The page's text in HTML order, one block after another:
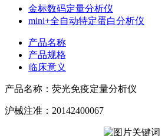
金标数码定量分析仪
mini+全自动特定蛋白分析仪
产品名称
产品规格
临床意义
产品名称：荧光免疫定量分析仪
沪械注准：20142400067